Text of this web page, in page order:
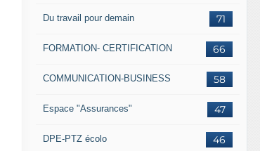
71
Du travail pour demain
66
FORMATION- CERTIFICATION
58
COMMUNICATION-BUSINESS
47
Espace "Assurances"
46
DPE-PTZ écolo